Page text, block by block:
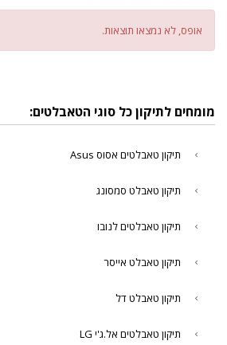
אופס, לא נמצאו תוצאות.
מומחים לתיקון כל סוגי הטאבלטים:
תיקון טאבלטים אסוס Asus
תיקון טאבלט סמסונג
תיקון טאבלטים לנובו
תיקון טאבלט אייסר
תיקון טאבלט דל
תיקון טאבלטים אל.ג'י LG